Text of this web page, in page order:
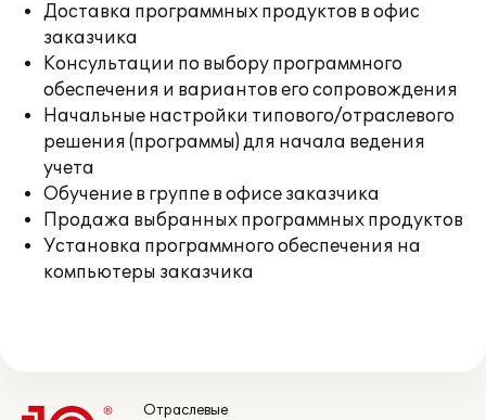
Доставка программных продуктов в офис
заказчика
Консультации по выбору программного
обеспечения и вариантов его сопровождения
Начальные настройки типового/отраслевого
решения (программы) для начала ведения
учета
Обучение в группе в офисе заказчика
Продажа выбранных программных продуктов
Установка программного обеспечения на
компьютеры заказчика
Отраслевые